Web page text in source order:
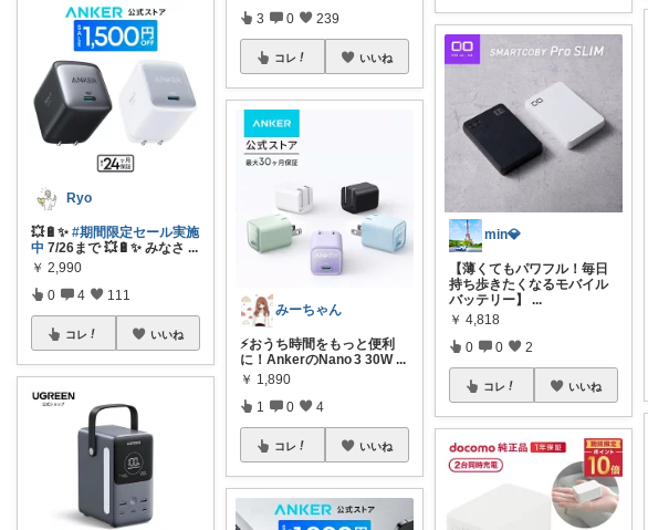
Ryo
💥🔋✨ #期間限定セール実施
中 7/26まで 💥🔋✨ みなさ ...
￥ 2,990
0 4 111
コレ いいね
3 0 239
コレ いいね
みーちゃん
⚡️おうち時間をもっと便利
に！AnkerのNano 3 30W ...
￥ 1,890
1 0 4
コレ いいね
min💎
【薄くてもパワフル！毎日
持ち歩きたくなるモバイル
バッテリー】...
￥ 4,818
0 0 2
コレ いいね